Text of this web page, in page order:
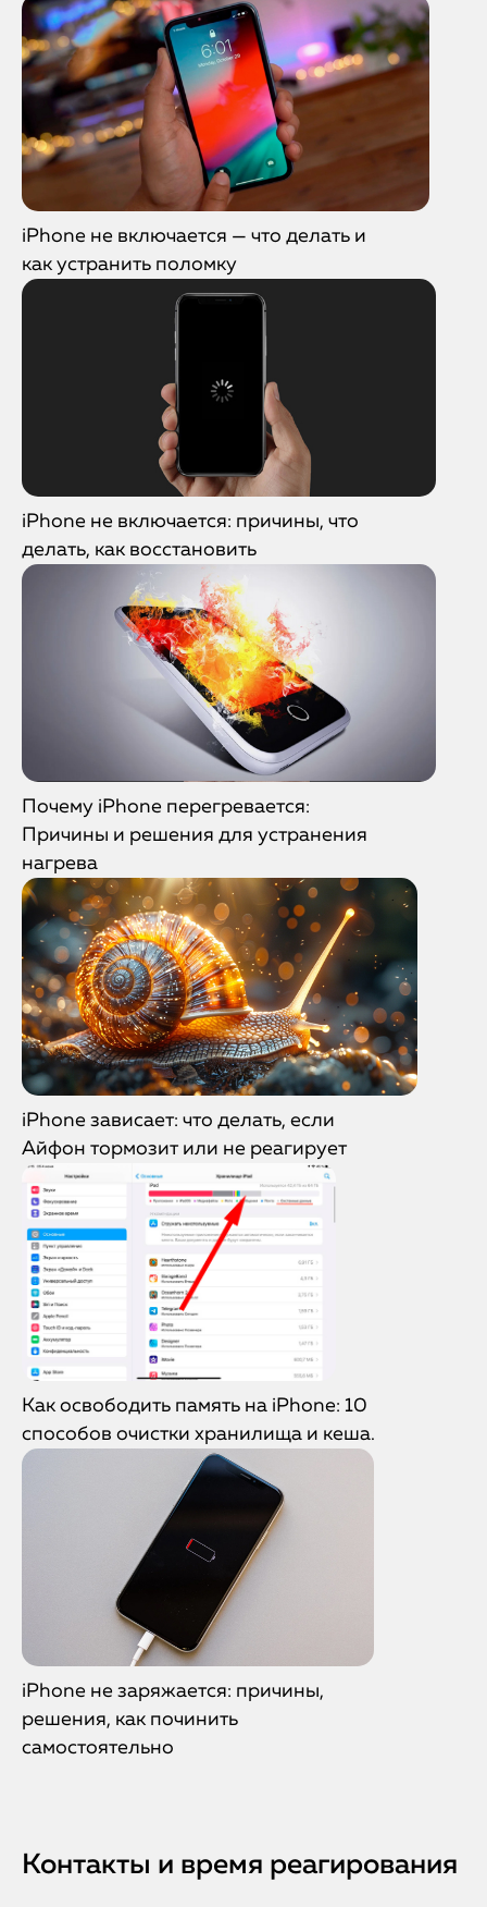
iPhone не включается — что делать и
как устранить поломку
iPhone не включается: причины, что
делать, как восстановить
Почему iPhone перегревается:
Причины и решения для устранения
нагрева
iPhone зависает: что делать, если
Айфон тормозит или не реагирует
Как освободить память на iPhone: 10
способов очистки хранилища и кеша.
iPhone не заряжается: причины,
решения, как починить
самостоятельно
Контакты и время реагирования